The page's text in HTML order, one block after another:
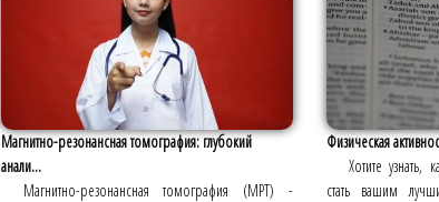
Магнитно-резонансная томография: глубокий
анали...
Магнитно-резонансная томография (МРТ) -
Физическая
Хотите узнать,
стать вашим